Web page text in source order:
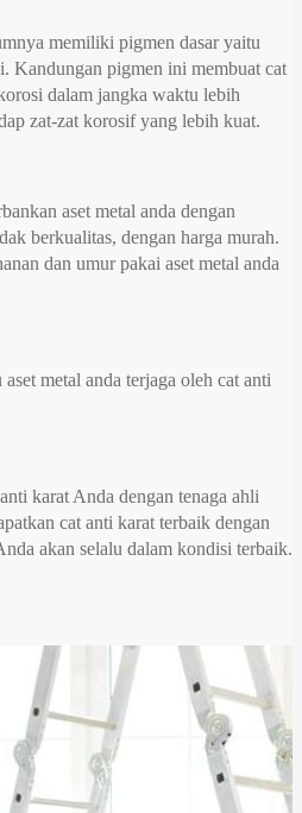
memiliki pigmen dasar yaitu
Kandungan pigmen ini membuat cat
dalam jangka waktu lebih
zat-zat korosif yang lebih kuat.
aset metal anda dengan
berkualitas, dengan harga murah.
dan umur pakai aset metal anda
metal anda terjaga oleh cat anti
karat Anda dengan tenaga ahli
cat anti karat terbaik dengan
akan selalu dalam kondisi terbaik.